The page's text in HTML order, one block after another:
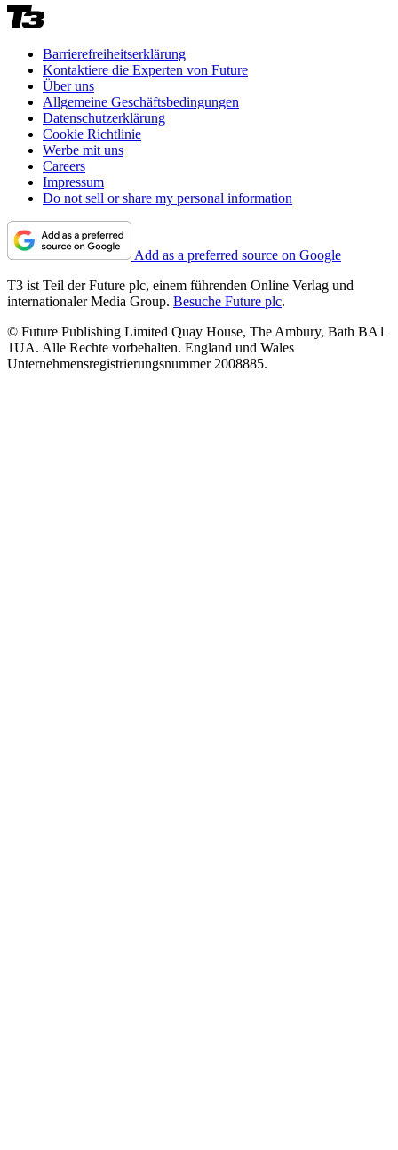
Barrierefreiheitserklärung
Kontaktiere die Experten von Future
Über uns
Allgemeine Geschäftsbedingungen
Datenschutzerklärung
Cookie Richtlinie
Werbe mit uns
Careers
Impressum
Do not sell or share my personal information
Add as a preferred source on Google
T3 ist Teil der Future plc, einem führenden Online Verlag und
internationaler Media Group. Besuche Future plc.
© Future Publishing Limited Quay House, The Ambury, Bath BA1
1UA. Alle Rechte vorbehalten. England und Wales
Unternehmensregistrierungsnummer 2008885.